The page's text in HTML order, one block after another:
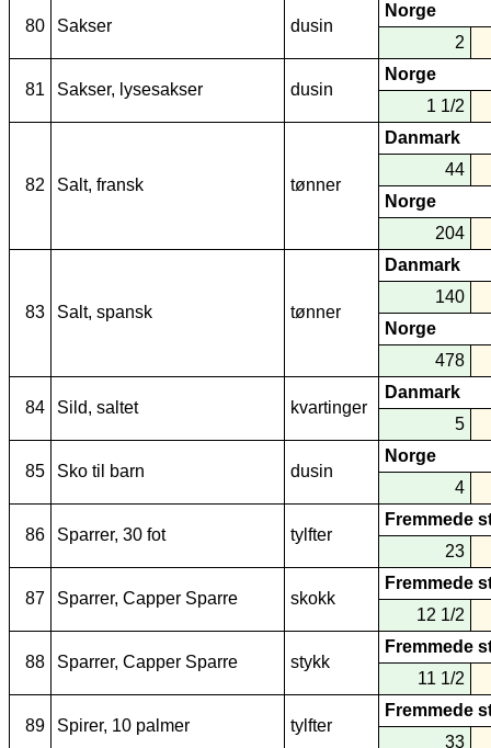
80 Sakser dusin
Norge
2
81 Sakser, lysesakser dusin
Norge
1 1/2
82 Salt, fransk tønner
Danmark
44
Norge
204
83 Salt, spansk tønner
Danmark
140
Norge
478
84 Sild, saltet kvartinger
Danmark
5
85 Sko til barn dusin
Norge
4
86 Sparrer, 30 fot tylfter
Fremmede
23
87 Sparrer, Capper Sparre skokk
Fremmede
12 1/2
88 Sparrer, Capper Sparre stykk
Fremmede
11 1/2
89 Spirer, 10 palmer tylfter
Fremmede
33